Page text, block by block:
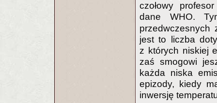
czołowy
dane WHO.
jest to liczba
z których niskiej
zaś smogowi
każda niska
epizody, kiedy
inwersję